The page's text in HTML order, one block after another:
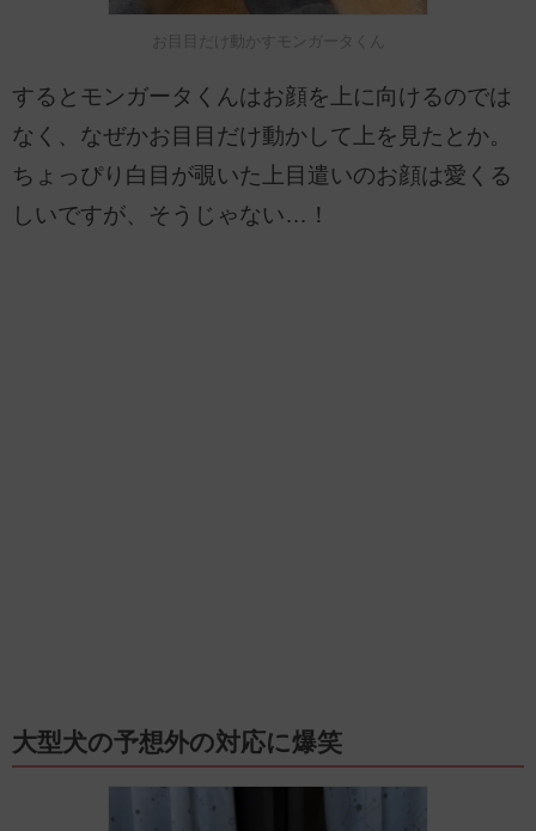
お目目だけ動かすモンガータくん
するとモンガータくんはお顔を上に向けるのでは
なく、なぜかお目目だけ動かして上を見たとか。
ちょっぴり白目が覗いた上目遣いのお顔は愛くる
しいですが、そうじゃない…！
大型犬の予想外の対応に爆笑